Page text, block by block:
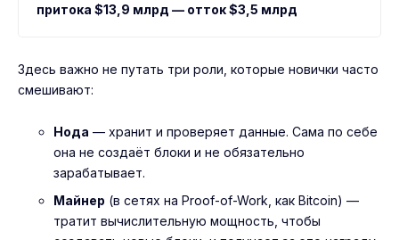
притока $13,9 млрд — отток $3,5 млрд
Здесь важно не путать три роли, которые новички часто
смешивают:
Нода — хранит и проверяет данные. Сама по себе
она не создаёт блоки и не обязательно
зарабатывает.
Майнер (в сетях на Proof-of-Work, как Bitcoin) —
тратит вычислительную мощность, чтобы